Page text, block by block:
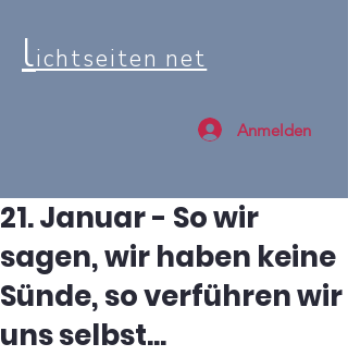
lichtseiten net
Anmelden
21. Januar - So wir
sagen, wir haben keine
Sünde, so verführen wir
uns selbst...